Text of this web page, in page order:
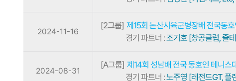
2024-11-16
[2그룹] 제15회 논산시육군병장배 전국동
경기 파트너 :조기호 [창공클럽, 즐
2024-08-31
[A그룹] 제14회 성남배 전국 동호인 테니스
경기 파트너 :노주영 [레전드GT, 플